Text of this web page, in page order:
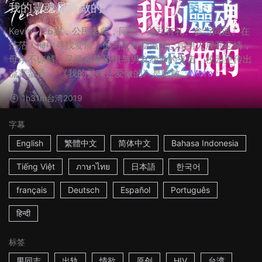
我的靈魂是愛做的
Kevin，26岁，公民老师，同志，温和有礼、参与同运、在
茫茫人海中寻找爱情。他与患有爱滋的已婚男人展开恋情，
母亲不谅解，又遭感染恐惧与男友怨妻的夹击，校园更传出
流言蜚语。 《我的灵魂是爱做的》是陈敏... More
1h31m台湾2019
字幕
English
繁體中文 简体中文 Bahasa Indonesia
Tiếng Việt ภาษาไทย 日本語 한국어
français Deutsch Español Português
हिन्दी
标签